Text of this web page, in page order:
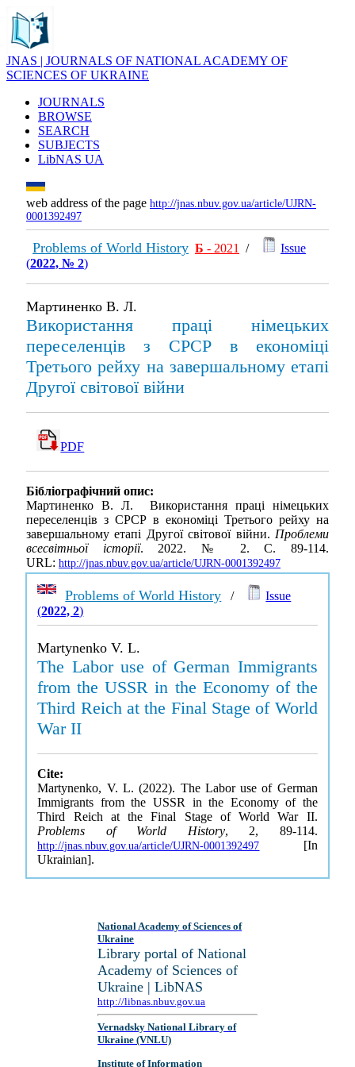
JNAS | JOURNALS OF NATIONAL ACADEMY OF
SCIENCES OF UKRAINE
JOURNALS
BROWSE
SEARCH
SUBJECTS
LibNAS UA
web address of the page http://jnas.nbuv.gov.ua/article/UJRN-
0001392497
Problems of World History Б - 2021 /
Issue
(2022, № 2)
Мартиненко В. Л.
Використання праці німецьких
переселенців з СРСР в економіці
Третього рейху на завершальному етапі
Другої світової війни
PDF
Бібліографічний опис:
Мартиненко В. Л. Використання праці німецьких
переселенців з СРСР в економіці Третього рейху на
завершальному етапі Другої світової війни. Проблеми
всесвітньої історії. 2022. № 2. С. 89-114.
URL: http://jnas.nbuv.gov.ua/article/UJRN-0001392497
Problems of World History /
Issue
(2022, 2)
Martynenko V. L.
The Labor use of German Immigrants
from the USSR in the Economy of the
Third Reich at the Final Stage of World
War II
Cite:
Martynenko, V. L. (2022). The Labor use of German
Immigrants from the USSR in the Economy of the
Third Reich at the Final Stage of World War II.
Problems of World History, 2, 89-114.
http://jnas.nbuv.gov.ua/article/UJRN-0001392497 [In
Ukrainian].
National Academy of Sciences of
Ukraine
Library portal of National
Academy of Sciences of
Ukraine | LibNAS
http://libnas.nbuv.gov.ua
Vernadsky National Library of
Ukraine (VNLU)
Institute of Information